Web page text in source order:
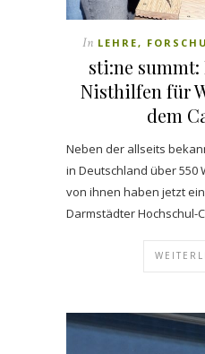
In LEHRE,
sti:ne
Nisthilfen für
dem
Neben der allseits
in Deutschland über 550
von ihnen haben jetzt
Darmstädter Hochschul-